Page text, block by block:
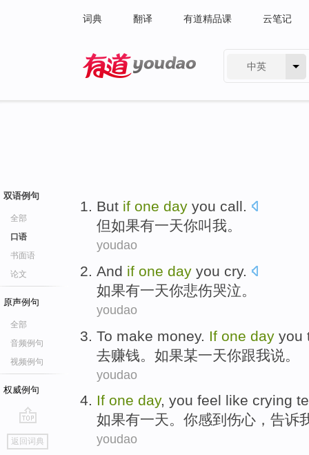
词典 翻译 有道精品课 云笔记
中英
双语例句
全部
口语
书面语
论文
原声例句
全部
音频例句
视频例句
权威例句
go
top
返回词典
But if one day you call.
但如果有一天你叫我。
youdao
And if one day you cry.
如果有一天你悲伤哭泣。
youdao
To make money. If one day you
去赚钱 。 如果某一天你跟我说。
youdao
If one day, you feel like crying
如果有一天。 你感到 伤心 ， 告诉
youdao